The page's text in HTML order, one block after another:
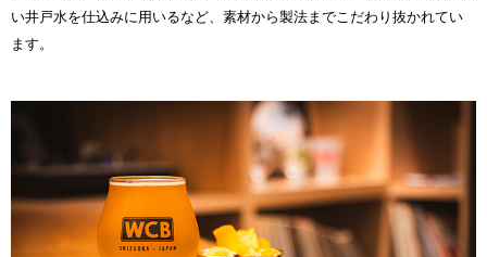
い井戸水を仕込みに用いるなど、素材から製法までこだわり抜かれてい
ます。